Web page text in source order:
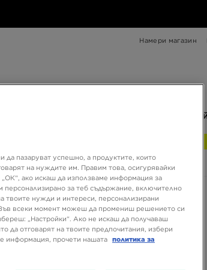
Намери магазин
да пазаруват успешно, а продуктите, които
на нуждите им. Правим това, осигурявайки
ако искаш да използваме информация за
персонализирано за теб съдържание, включително
твоите нужди и интереси, персонализирани
всеки момент можеш да промениш решението си
„Настройки“. Ако не искаш да получаваш
да отговарят на твоите предпочитания, избери
информация, прочети нашата политика за